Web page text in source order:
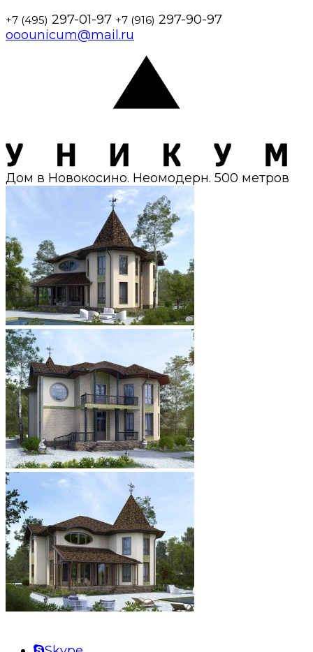
+7 (495) 297-01-97 +7 (916) 297-90-97
ooounicum@mail.ru
Дом в Новокосино. Неомодерн. 500 метров